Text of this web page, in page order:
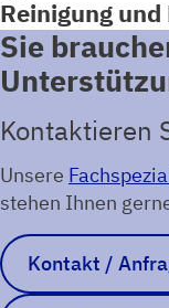
Reinigung
Sie
Kontaktieren
Unsere
stehen Ihnen
Kontakt /